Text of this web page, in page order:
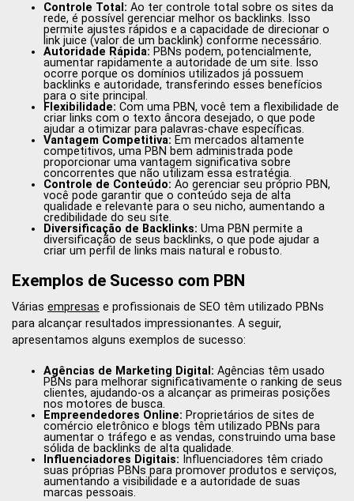
Controle Total: Ao ter controle total sobre os sites da
rede, é possível gerenciar melhor os backlinks. Isso
permite ajustes rápidos e a capacidade de direcionar o
link juice (valor de um backlink) conforme necessário.
Autoridade Rápida: PBNs podem, potencialmente,
aumentar rapidamente a autoridade de um site. Isso
ocorre porque os domínios utilizados já possuem
backlinks e autoridade, transferindo esses benefícios
para o site principal.
Flexibilidade: Com uma PBN, você tem a flexibilidade de
criar links com o texto âncora desejado, o que pode
ajudar a otimizar para palavras-chave específicas.
Vantagem Competitiva: Em mercados altamente
competitivos, uma PBN bem administrada pode
proporcionar uma vantagem significativa sobre
concorrentes que não utilizam essa estratégia.
Controle de Conteúdo: Ao gerenciar seu próprio PBN,
você pode garantir que o conteúdo seja de alta
qualidade e relevante para o seu nicho, aumentando a
credibilidade do seu site.
Diversificação de Backlinks: Uma PBN permite a
diversificação de seus backlinks, o que pode ajudar a
criar um perfil de links mais natural e robusto.
Exemplos de Sucesso com PBN
Várias empresas e profissionais de SEO têm utilizado PBNs
para alcançar resultados impressionantes. A seguir,
apresentamos alguns exemplos de sucesso:
Agências de Marketing Digital: Agências têm usado
PBNs para melhorar significativamente o ranking de seus
clientes, ajudando-os a alcançar as primeiras posições
nos motores de busca.
Empreendedores Online: Proprietários de sites de
comércio eletrônico e blogs têm utilizado PBNs para
aumentar o tráfego e as vendas, construindo uma base
sólida de backlinks de alta qualidade.
Influenciadores Digitais: Influenciadores têm criado
suas próprias PBNs para promover produtos e serviços,
aumentando a visibilidade e a autoridade de suas
marcas pessoais.